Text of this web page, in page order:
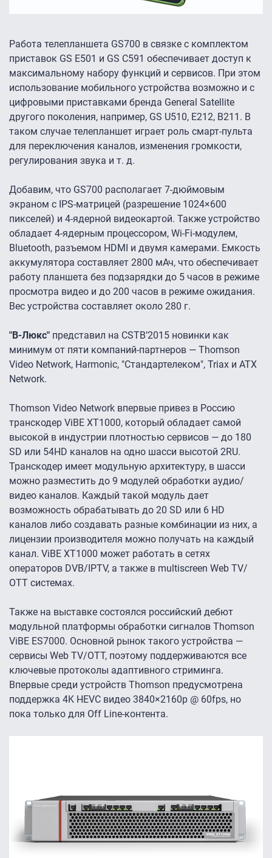
Работа телепланшета GS700 в связке с комплектом
приставок GS E501 и GS С591 обеспечивает доступ к
максимальному набору функций и сервисов. При этом
использование мобильного устройства возможно и с
цифровыми приставками бренда General Satellite
другого поколения, например, GS U510, E212, B211. В
таком случае телепланшет играет роль смарт-пульта
для переключения каналов, изменения громкости,
регулирования звука и т. д.
Добавим, что GS700 располагает 7-дюймовым
экраном с IPS-матрицей (разрешение 1024×600
пикселей) и 4-ядерной видеокартой. Также устройство
обладает 4-ядерным процессором, Wi-Fi-модулем,
Bluetooth, разъемом HDMI и двумя камерами. Емкость
аккумулятора составляет 2800 мАч, что обеспечивает
работу планшета без подзарядки до 5 часов в режиме
просмотра видео и до 200 часов в режиме ожидания.
Вес устройства составляет около 280 г.
"В-Люкс" представил на CSTB’2015 новинки как
минимум от пяти компаний-партнеров — Thomson
Video Network, Harmonic, "Стандартелеком", Triax и ATX
Network.
Thomson Video Network впервые привез в Россию
транскодер ViBE XT1000, который обладает самой
высокой в индустрии плотностью сервисов — до 180
SD или 54HD каналов на одно шасси высотой 2RU.
Транскодер имеет модульную архитектуру, в шасси
можно разместить до 9 модулей обработки аудио/
видео каналов. Каждый такой модуль дает
возможность обрабатывать до 20 SD или 6 HD
каналов либо создавать разные комбинации из них, а
лицензии производителя можно получать на каждый
канал. ViBE XT1000 может работать в сетях
операторов DVB/IPTV, а также в multiscreen Web TV/
ОТТ системах.
Также на выставке состоялся российский дебют
модульной платформы обработки сигналов Thomson
ViBE ES7000. Основной рынок такого устройства —
сервисы Web TV/ОТТ, поэтому поддерживаются все
ключевые протоколы адаптивного стриминга.
Впервые среди устройств Thomson предусмотрена
поддержка 4K HEVC видео 3840×2160p @ 60fps, но
пока только для Off Line-контента.